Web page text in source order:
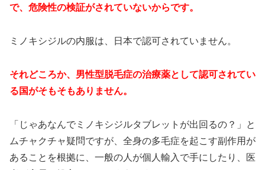
で、危険性の検証がされていないからです。
ミノキシジルの内服は、日本で認可されていません。
それどころか、男性型脱毛症の治療薬として認可されてい
る国がそもそもありません。
「じゃあなんでミノキシジルタブレットが出回るの？」と
ムチャクチャ疑問ですが、全身の多毛症を起こす副作用が
あることを根拠に、一般の人が個人輸入で手にしたり、医